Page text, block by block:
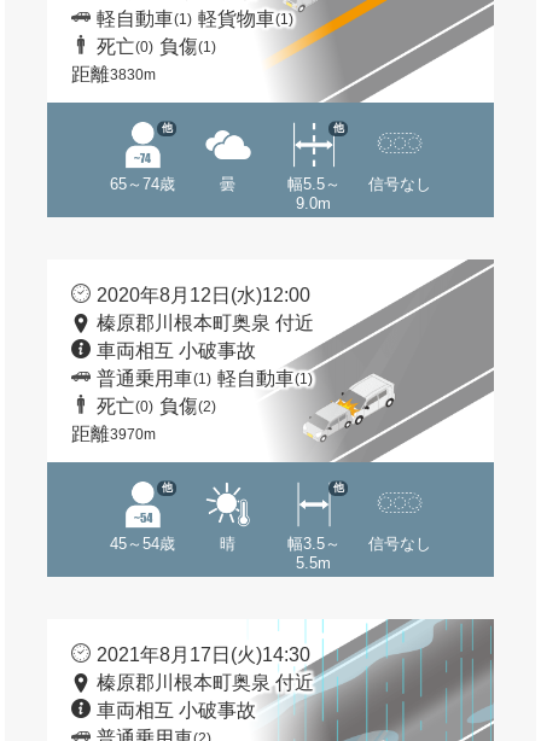
軽自動車(1) 軽貨物車(1)
死亡(0) 負傷(1)
距離3830m
65～74歳
他
曇
幅5.5～
9.0m
他
信号なし
2020年8月12日(水)12:00
榛原郡川根本町奥泉 付近
車両相互 小破事故
普通乗用車(1) 軽自動車(1)
死亡(0) 負傷(2)
距離3970m
45～54歳
他
晴
幅3.5～
5.5m
他
信号なし
2021年8月17日(火)14:30
榛原郡川根本町奥泉 付近
車両相互 小破事故